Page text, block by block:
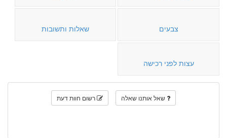
צבעים שאלות ותשובות
עצות לפני רכישה
שאל אותנו שאלה רשום חוות דעת